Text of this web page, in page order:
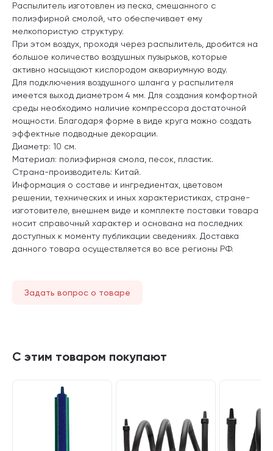
Распылитель изготовлен из песка, смешанного с
полиэфирной смолой, что обеспечивает ему
мелкопористую структуру.
При этом воздух, проходя через распылитель, дробится на
большое количество воздушных пузырьков, которые
активно насыщают кислородом аквариумную воду.
Для подключения воздушного шланга у распылителя
имеется выход диаметром 4 мм. Для создания комфортной
среды необходимо наличие компрессора достаточной
мощности. Благодаря форме в виде круга можно создать
эффектные подводные декорации.
Диаметр: 10 см.
Материал: полиэфирная смола, песок, пластик.
Страна-производитель: Китай.
Информация о составе и ингредиентах, цветовом
решении, технических и иных характеристиках, стране-
изготовителе, внешнем виде и комплекте поставки товара
носит справочный характер и основана на последних
доступных к моменту публикации сведениях. Доставка
данного товара осуществляется во все регионы РФ.
Задать вопрос о товаре
С этим товаром покупают